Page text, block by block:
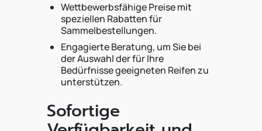
Wettbewerbsfähige Preise mit
speziellen Rabatten für
Sammelbestellungen.
Engagierte Beratung, um Sie bei
der Auswahl der für Ihre
Bedürfnisse geeigneten Reifen zu
unterstützen.
Sofortige